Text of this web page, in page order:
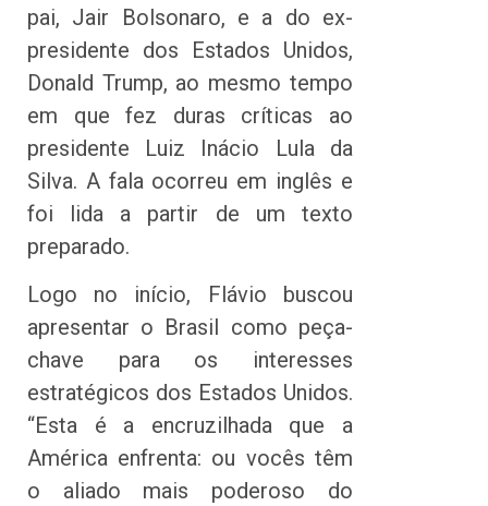
pai, Jair Bolsonaro, e a do ex-
presidente dos Estados Unidos,
Donald Trump, ao mesmo tempo
em que fez duras críticas ao
presidente Luiz Inácio Lula da
Silva. A fala ocorreu em inglês e
foi lida a partir de um texto
preparado.
Logo no início, Flávio buscou
apresentar o Brasil como peça-
chave para os interesses
estratégicos dos Estados Unidos.
“Esta é a encruzilhada que a
América enfrenta: ou vocês têm
o aliado mais poderoso do